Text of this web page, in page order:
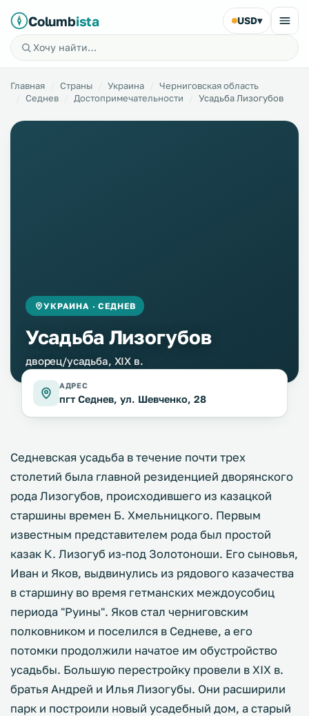
Columbista USD▾
Главная Страны Украина
Черниговская область
Седнев
Достопримечательности Усадьба Лизогубов
УКРАИНА · СЕДНЕВ
Усадьба Лизогубов
дворец/усадьба, XIX в.
АДРЕС
пгт Седнев, ул. Шевченко, 28
Седневская усадьба в течение почти трех
столетий была главной резиденцией дворянского
рода Лизогубов, происходившего из казацкой
старшины времен Б. Хмельницкого. Первым
известным представителем рода был простой
казак К. Лизогуб из-под Золотоноши. Его сыновья,
Иван и Яков, выдвинулись из рядового казачества
в старшину во время гетманских междоусобиц
периода "Руины". Яков стал черниговским
полковником и поселился в Седневе, а его
потомки продолжили начатое им обустройство
усадьбы. Большую перестройку провели в XIX в.
братья Андрей и Илья Лизогубы. Они расширили
парк и построили новый усадебный дом, а старый